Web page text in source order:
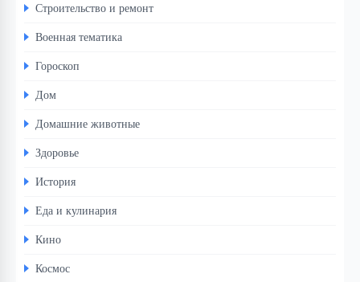
Строительство и ремонт
Военная тематика
Гороскоп
Дом
Домашние животные
Здоровье
История
Еда и кулинария
Кино
Космос